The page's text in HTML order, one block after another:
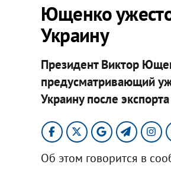
Ющенко
Украину
Президент Виктор
предусматривающий
Украину после
Об этом говорится в